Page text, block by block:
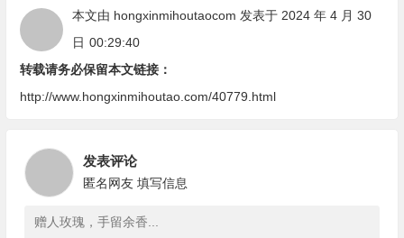
本文由 hongxinmihoutaocom 发表于 2024 年 4 月 30
日 00:29:40
转载请务必保留本文链接：
http://www.hongxinmihoutao.com/40779.html
发表评论
匿名网友 填写信息